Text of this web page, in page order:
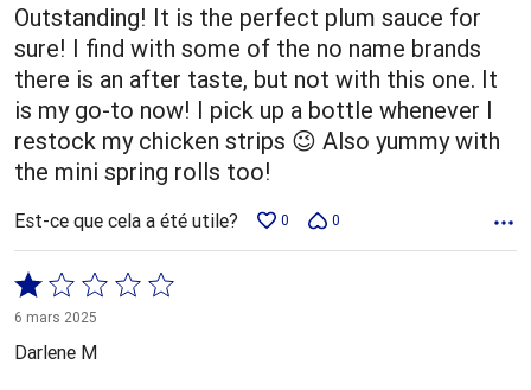
Outstanding! It is the perfect plum sauce for
sure! I find with some of the no name brands
there is an after taste, but not with this one. It
is my go-to now! I pick up a bottle whenever I
restock my chicken strips 😉 Also yummy with
the mini spring rolls too!
Est-ce que cela a été utile? 0 0
Coté
1 sur
5
6 mars 2025
Darlene M